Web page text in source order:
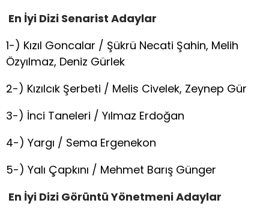
En İyi Dizi Senarist Adaylar
1-) Kızıl Goncalar / Şükrü Necati Şahin, Melih
Özyılmaz, Deniz Gürlek
2-) Kızılcık Şerbeti / Melis Civelek, Zeynep Gür
3-) İnci Taneleri / Yılmaz Erdoğan
4-) Yargı / Sema Ergenekon
5-) Yalı Çapkını / Mehmet Barış Günger
En İyi Dizi Görüntü YönetmeniAdaylar